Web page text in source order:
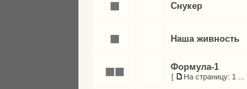
Снукер
Наша живность
Формула-1
[ На страницу: 1 ...